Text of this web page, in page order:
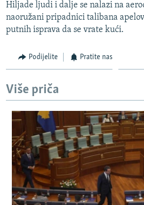
Hiljade ljudi i dalje se nalazi na
naoružani pripadnici talibana
putnih isprava da se vrate kući.
Podijelite Pratite nas
Više priča